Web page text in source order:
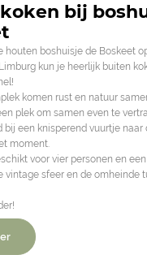
bij
houten boshuisje de Boskeet
kun je heerlijk buiten
komen rust en natuur
plek om samen even te
bij een knisperend vuurtje
moment.
voor vier personen en
vintage sfeer en de omheinde